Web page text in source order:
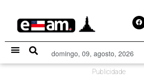
domingo, 09, agosto, 2026
Publicidade